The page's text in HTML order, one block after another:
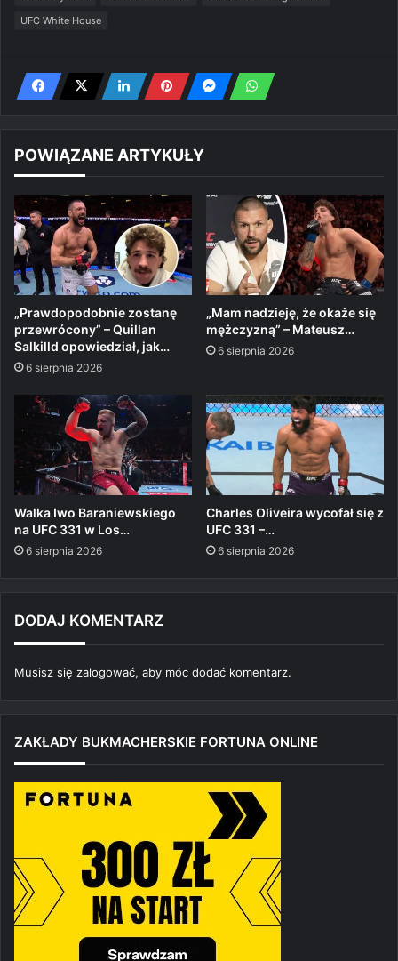
UFC White House
POWIĄZANE ARTYKUŁY
„Prawdopodobnie zostanę
przewrócony” – Quillan
Salkilld opowiedział, jak…
6 sierpnia 2026
„Mam nadzieję, że okaże się
mężczyzną” – Mateusz…
6 sierpnia 2026
Walka Iwo Baraniewskiego
na UFC 331 w Los…
6 sierpnia 2026
Charles Oliveira wycofał się z
UFC 331 –…
6 sierpnia 2026
DODAJ KOMENTARZ
Musisz się zalogować, aby móc dodać komentarz.
ZAKŁADY BUKMACHERSKIE FORTUNA ONLINE